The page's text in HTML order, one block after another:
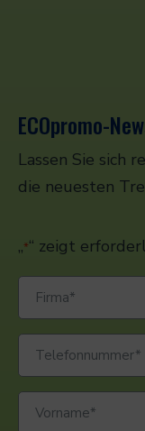
ECOpromo-
Lassen Sie sich
die neuesten
„*“ zeigt